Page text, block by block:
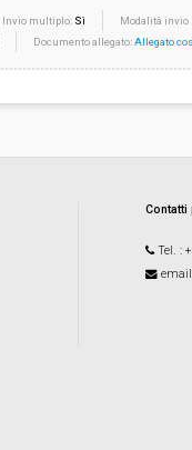
Invio multiplo: Sì
Modalità invio
Documento allegato:Allegato
Tel. :
email